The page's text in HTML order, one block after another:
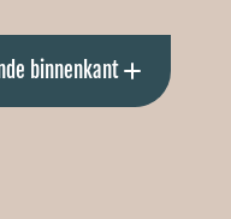
binnenkant